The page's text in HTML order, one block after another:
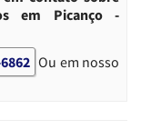
em Picanço -
Ou em nosso